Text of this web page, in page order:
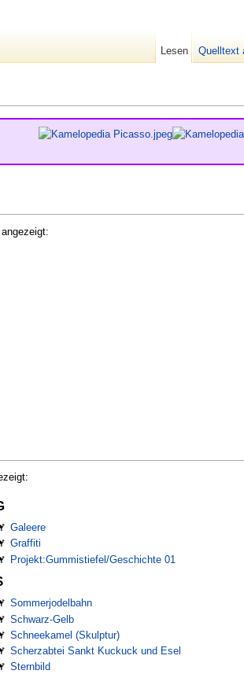
Galeere
Graffiti
Projekt:Gummistiefel/Geschichte 01
Sommerjodelbahn
Schwarz-Gelb
Schneekamel (Skulptur)
Scherzabtei Sankt Kuckuck und Esel
Sternbild
Lesen Quelltext